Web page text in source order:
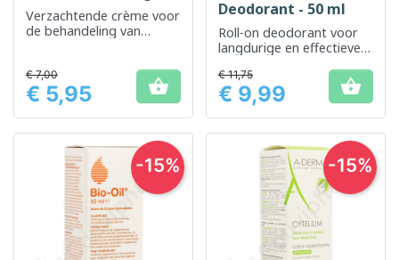
Verzachtende crème voor
de behandeling van
Prijs
€ 7,00
€ 5,95 
Deodorant - 50 ml
Roll-on deodorant voor
langdurige en effectieve
geurtjes.
Prijs
€ 11,75
€ 9,99 
-15% -15%